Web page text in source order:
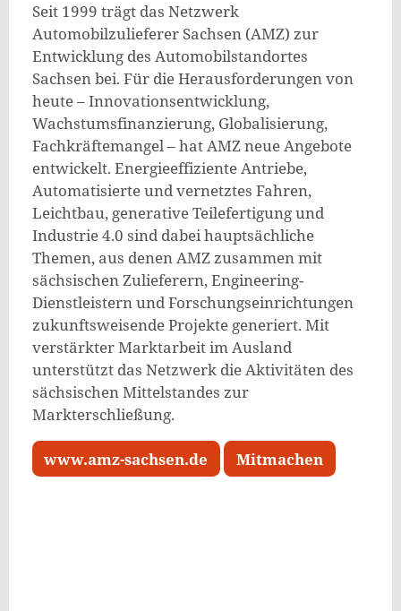
Seit 1999 trägt das Netzwerk
Automobilzulieferer Sachsen (AMZ) zur
Entwicklung des Automobilstandortes
Sachsen bei. Für die Herausforderungen von
heute – Innovationsentwicklung,
Wachstumsfinanzierung, Globalisierung,
Fachkräftemangel – hat AMZ neue Angebote
entwickelt. Energieeffiziente Antriebe,
Automatisierte und vernetztes Fahren,
Leichtbau, generative Teilefertigung und
Industrie 4.0 sind dabei hauptsächliche
Themen, aus denen AMZ zusammen mit
sächsischen Zulieferern, Engineering-
Dienstleistern und Forschungseinrichtungen
zukunftsweisende Projekte generiert. Mit
verstärkter Marktarbeit im Ausland
unterstützt das Netzwerk die Aktivitäten des
sächsischen Mittelstandes zur
Markterschließung.
www.amz-sachsen.de Mitmachen